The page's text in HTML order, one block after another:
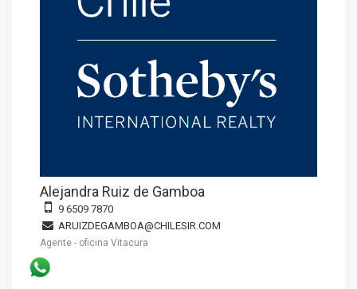
Alejandra Ruiz de Gamboa
9 6509 7870
ARUIZDEGAMBOA@CHILESIR.COM
Agente - oficina Vitacura